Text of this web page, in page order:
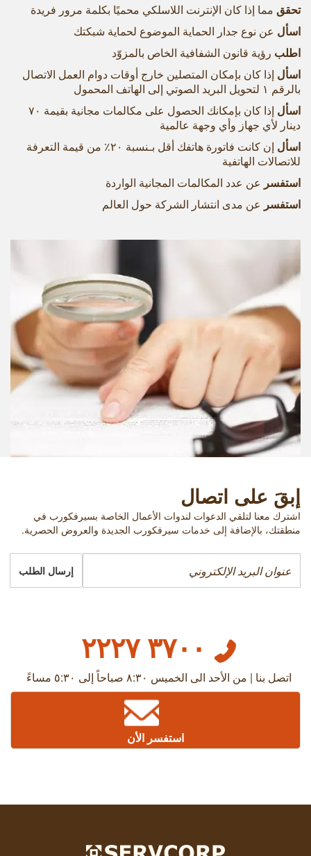
تحقق مما إذا كان الإنترنت اللاسلكي محميًا بكلمة مرور فريدة
اسأل عن نوع جدار الحماية الموضوع لحماية شبكتك
اطلب رؤية قانون الشفافية الخاص بالمزوّد
اسأل إذا كان بإمكان المتصلين خارج أوقات دوام العمل الاتصال
بالرقم ١ لتحويل البريد الصوتي إلى الهاتف المحمول
اسأل
إذا كان بإمكانك الحصول على مكالمات مجانية بقيمة ٧۰
دينار لأي جهاز وأي وجهة عالمية
اسأل
إن كانت فاتورة هاتفك أقل بـنسبة ٢٠٪ من قيمة التعرفة
للاتصالات الهاتفية
استفسر عن عدد المكالمات المجانية الواردة
استفسر عن مدى انتشار الشركة حول العالم
إبقَ على اتصال
اشترك معنا لتلقي الدعوات لندوات الأعمال الخاصة بسيرفكورب في
منطقتك، بالإضافة إلى خدمات سيرفكورب الجديدة والعروض الحصرية.
إرسال الطلب
٣٧٠٠ ٢٢٢٧
اتصل بنا | من الأحد الى الخميس ٨:٣٠ صباحاً إلى ٥:٣٠ مساءً
استفسر الأن